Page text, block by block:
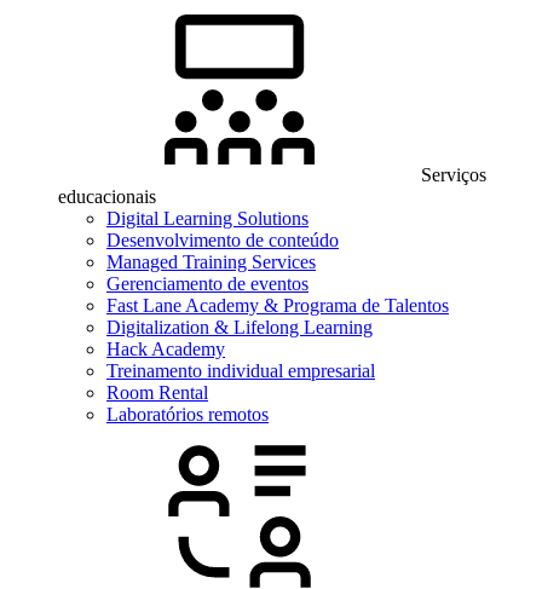
Serviços
educacionais
Digital Learning Solutions
Desenvolvimento de conteúdo
Managed Training Services
Gerenciamento de eventos
Fast Lane Academy & Programa de Talentos
Digitalization & Lifelong Learning
Hack Academy
Treinamento individual empresarial
Room Rental
Laboratórios remotos